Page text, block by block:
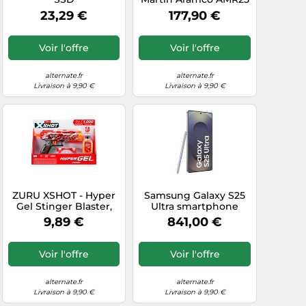
23,29 €
Voir l'offre
alternate.fr
Livraison à 9,90 €
F1 Auto, Jouets de
construction
177,90 €
Voir l'offre
alternate.fr
Livraison à 9,90 €
ZURU XSHOT - Hyper
Gel Stinger Blaster,
Gel-Blaster
9,89 €
Voir l'offre
alternate.fr
Livraison à 9,90 €
Samsung Galaxy S25
Ultra smartphone
841,00 €
Voir l'offre
alternate.fr
Livraison à 9,90 €